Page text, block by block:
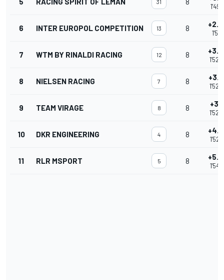
31
6 INTER EUROPOL COMPETITION 13 8
7 WTM BY RINALDI RACING 12 8
8 NIELSEN RACING 7 8
9 TEAM VIRAGE 8 8
10 DKR ENGINEERING 4 8
11 RLR MSPORT 5 8